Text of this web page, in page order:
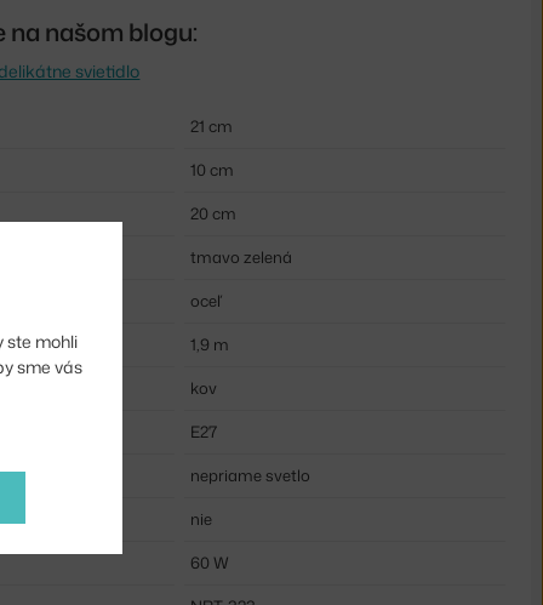
našom blogu:
svietidlo
21 cm
10 cm
20 cm
tmavo zelená
oceľ
1,9 m
kov
E27
nepriame svetlo
nie
60 W
ste mohli
sme vás